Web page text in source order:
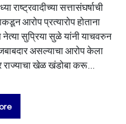
सत्तासंघर्षाची
आरोप प्रत्यारोप होताना
नेत्या सुप्रिया सुळे यांनी याचवरुन
असल्याचा आरोप केला
राज्याचा खेळ खंडोबा करू...